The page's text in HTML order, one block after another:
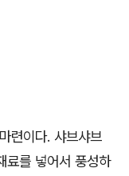
련이다. 샤브샤브
료를 넣어서 풍성하